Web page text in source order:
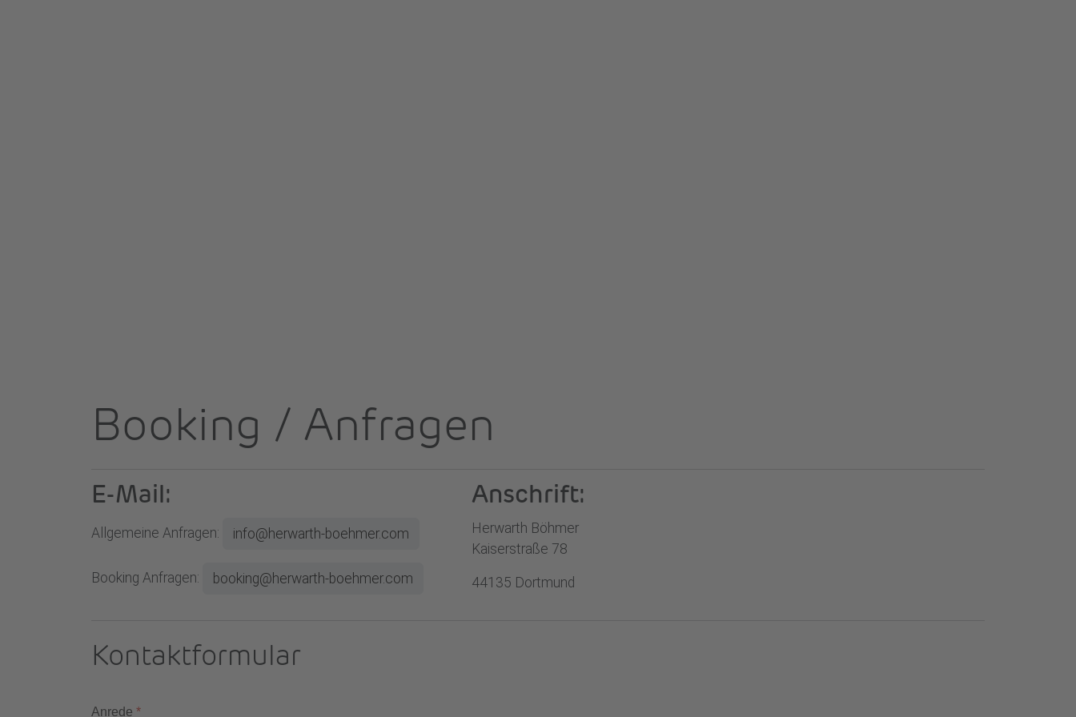
Booking / Anfragen
E-Mail:
Allgemeine Anfragen: info@herwarth-boehmer.com
Booking Anfragen: booking@herwarth-boehmer.com
Anschrift:
Herwarth Böhmer
Kaiserstraße 78
44135 Dortmund
Kontaktformular
Anrede *